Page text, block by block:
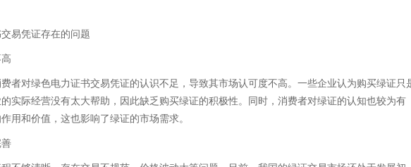
易凭证存在的问题
者对绿色电力证书交易凭证的认识不足，导致其市场认可度不高。一些企业认为购买绿证只
实际经营没有太大帮助，因此缺乏购买绿证的积极性。同时，消费者对绿证的认知也较为有
用和价值，这也影响了绿证的市场需求。